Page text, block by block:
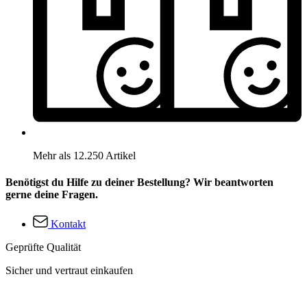
Mehr als 12.250 Artikel
Benötigst du Hilfe zu deiner Bestellung? Wir beantworten
gerne deine Fragen.
Kontakt
Geprüfte Qualität
Sicher und vertraut einkaufen